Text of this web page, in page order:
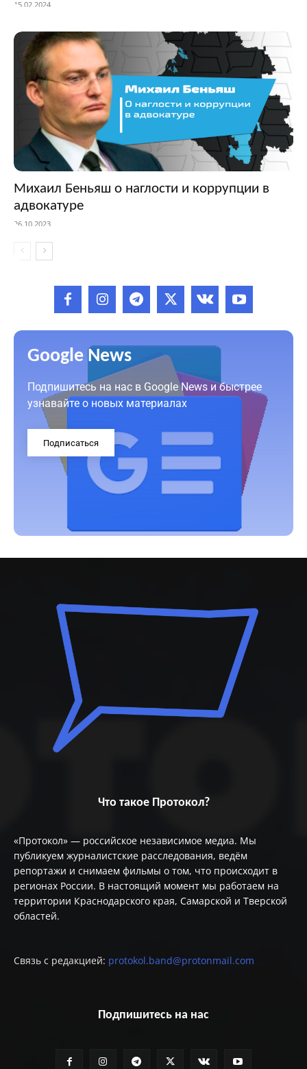
15.02.2024
Михаил Беньяш о наглости и коррупции в
адвокатуре
26.10.2023
Google News
Подпишитесь на нас в Google News и быстрее
узнавайте о новых материалах
Подписаться
Что такое Протокол?
«Протокол» — российское независимое медиа. Мы
публикуем журналистские расследования, ведём
репортажи и снимаем фильмы о том, что происходит в
регионах России. В настоящий момент мы работаем на
территории Краснодарского края, Самарской и Тверской
областей.
Связь с редакцией: protokol.band@protonmail.com
Подпишитесь на нас